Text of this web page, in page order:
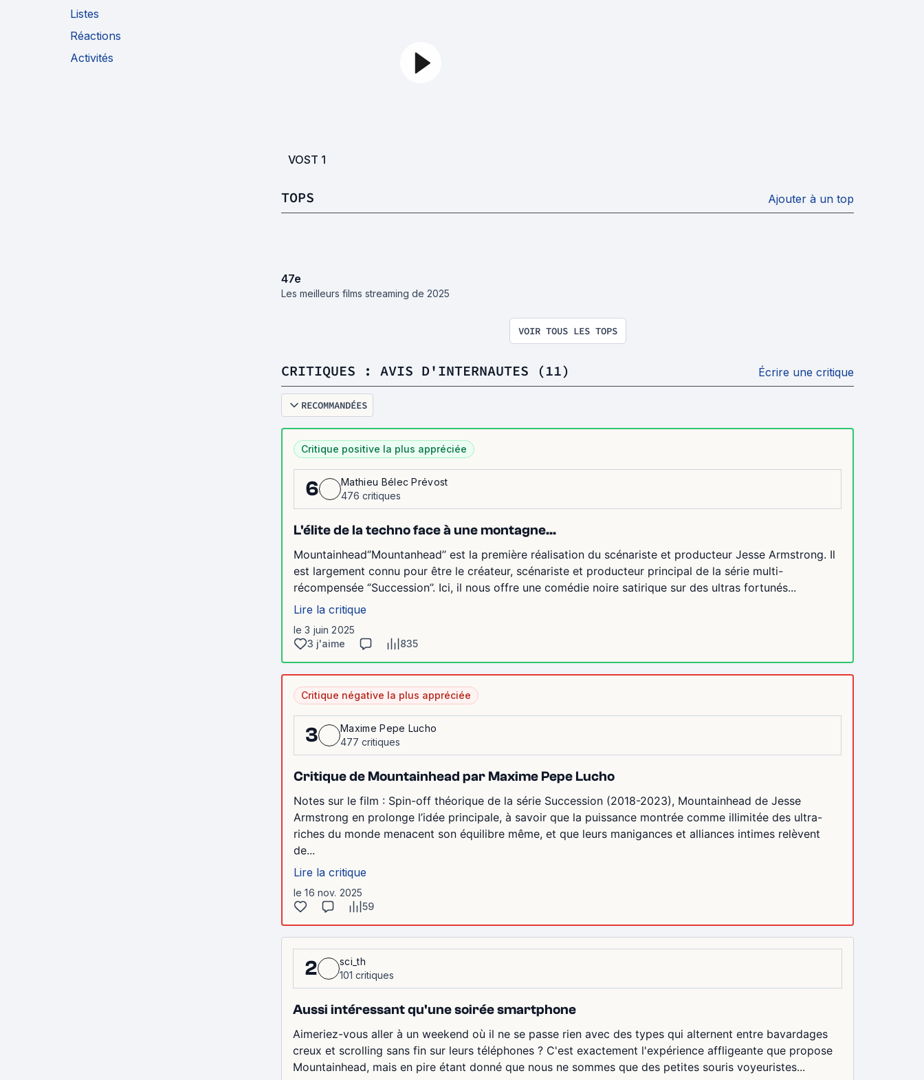
Listes
Réactions
Activités
VOST 1
TOPS Ajouter à un top
47e
Les meilleurs films streaming de 2025
VOIR TOUS LES TOPS
CRITIQUES : AVIS D'INTERNAUTES (11) Écrire une critique
RECOMMANDÉES
Critique positive la plus appréciée
6
Mathieu Bélec Prévost
476 critiques
L'élite de la techno face à une montagne...
Mountainhead‘’Mountanhead’’ est la première réalisation du scénariste et producteur Jesse Armstrong. Il
est largement connu pour être le créateur, scénariste et producteur principal de la série multi-
récompensée ‘’Succession’’. Ici, il nous offre une comédie noire satirique sur des ultras fortunés...
Lire la critique
le 3 juin 2025
3 j'aime
835
Critique négative la plus appréciée
3
Maxime Pepe Lucho
477 critiques
Critique de Mountainhead par Maxime Pepe Lucho
Notes sur le film : Spin-off théorique de la série Succession (2018-2023), Mountainhead de Jesse
Armstrong en prolonge l’idée principale, à savoir que la puissance montrée comme illimitée des ultra-
riches du monde menacent son équilibre même, et que leurs manigances et alliances intimes relèvent
de...
Lire la critique
le 16 nov. 2025
59
2
sci_th
101 critiques
Aussi intéressant qu'une soirée smartphone
Aimeriez-vous aller à un weekend où il ne se passe rien avec des types qui alternent entre bavardages
creux et scrolling sans fin sur leurs téléphones ? C'est exactement l'expérience affligeante que propose
Mountainhead, mais en pire étant donné que nous ne sommes que des petites souris voyeuristes...